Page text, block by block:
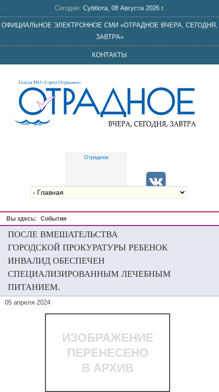
Сегодня: Суббота, 08 Августа 2026 г.
ОФИЦИАЛЬНОЕ ЭЛЕКТРОННОЕ СМИ «ОТРАДНОЕ ВЧЕРА, СЕГОДНЯ,
ЗАВТРА»
КОНТАКТЫ
Отрадное
Вы здесь: События
ПОСЛЕ ВМЕШАТЕЛЬСТВА
ГОРОДСКОЙ ПРОКУРАТУРЫ РЕБЕНОК
ИНВАЛИД ОБЕСПЕЧЕН
СПЕЦИАЛИЗИРОВАННЫМ ЛЕЧЕБНЫМ
ПИТАНИЕМ.
05 апреля 2024
ИЗОБРАЖЕНИЕ
ПЕРЕНЕСЕНО
В АРХИВ